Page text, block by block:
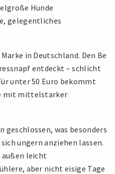
Hunde
gelegentliches
in Deutschland. Den Be
entdeckt – schlicht
unter 50 Euro bekommt
mit mittelstarker
was besonders
ungern anziehen lassen.
außen leicht
aber nicht eisige Tage